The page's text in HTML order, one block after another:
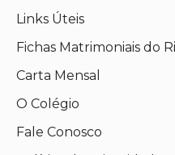
Links Úteis
Fichas Matrimoniais do
Carta Mensal
O Colégio
Fale Conosco